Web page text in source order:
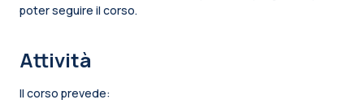
poter seguire il corso.
Attività
Il corso prevede: